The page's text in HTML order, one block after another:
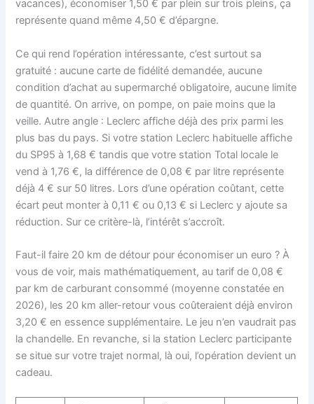
vacances), économiser 1,50 € par plein sur trois pleins, ça
représente quand même 4,50 € d’épargne.
Ce qui rend l’opération intéressante, c’est surtout sa
gratuité : aucune carte de fidélité demandée, aucune
condition d’achat au supermarché obligatoire, aucune limite
de quantité. On arrive, on pompe, on paie moins que la
veille. Autre angle : Leclerc affiche déjà des prix parmi les
plus bas du pays. Si votre station Leclerc habituelle affiche
du SP95 à 1,68 € tandis que votre station Total locale le
vend à 1,76 €, la différence de 0,08 € par litre représente
déjà 4 € sur 50 litres. Lors d’une opération coûtant, cette
écart peut monter à 0,11 € ou 0,13 € si Leclerc y ajoute sa
réduction. Sur ce critère-là, l’intérêt s’accroît.
Faut-il faire 20 km de détour pour économiser un euro ? À
vous de voir, mais mathématiquement, au tarif de 0,08 €
par km de carburant consommé (moyenne constatée en
2026), les 20 km aller-retour vous coûteraient déjà environ
3,20 € en essence supplémentaire. Le jeu n’en vaudrait pas
la chandelle. En revanche, si la station Leclerc participante
se situe sur votre trajet normal, là oui, l’opération devient un
cadeau.